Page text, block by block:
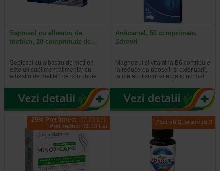
Septosol cu albastru de
metilen, 20 comprimate de…
Septosol cu albastru de metilen
este un supliment alimentar cu
albastru de metilen ce contribuie…
Anticarcel, 56 comprimate,
Zdrovit
Magneziul si vitamina B6 contribuie
la reducerea oboselii si extenuarii,
la metabolismul energetic normal…
-25% Preț întreg: 57.50 Lei
Preț redus: 43.13 Lei
Plătești 2, primești 3